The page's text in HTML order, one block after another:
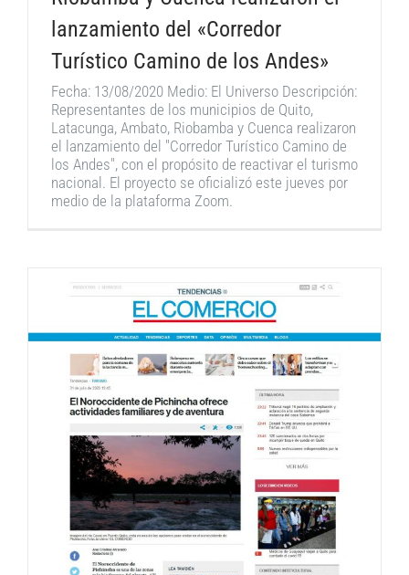
lanzamiento del «Corredor
Turístico Camino de los Andes»
Fecha: 13/08/2020 Medio: El Universo Descripción:
Representantes de los municipios de Quito,
Latacunga, Ambato, Riobamba y Cuenca realizaron
el lanzamiento del "Corredor Turístico Camino de
los Andes", con el propósito de reactivar el turismo
nacional. El proyecto se oficializó este jueves por
medio de la plataforma Zoom.